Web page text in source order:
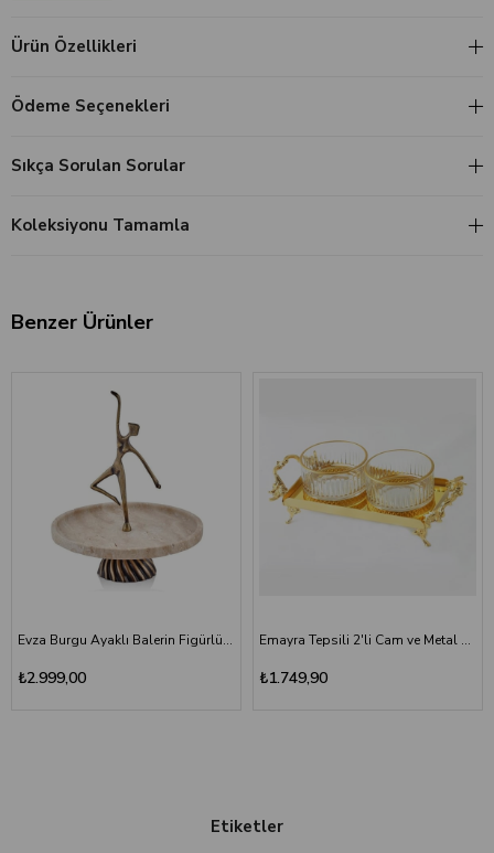
Ürün Özellikleri
Ödeme Seçenekleri
Sıkça Sorulan Sorular
Koleksiyonu Tamamla
Benzer Ürünler
Evza Burgu Ayaklı Balerin Figürlü Sunumluk Traverten
₺2.999,00
Emayra Tepsili 2'li Cam ve Metal Çerezlik Seti - Altın
₺1.749,90
Etiketler